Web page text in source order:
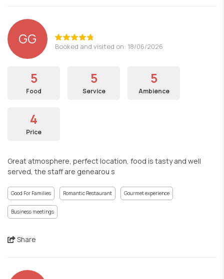
GG Booked and visited on: 18/06/2026
5
Food
5
Service
5
Ambience
4
Price
Great atmosphere, perfect location, food is tasty and well
served, the staff are genearou s
Good For Families Romantic Restaurant Gourmet experience
Business meetings
Share